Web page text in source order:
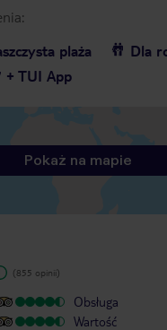
plaża Dla
TUI App
Pokaż na mapie
(855 opinii)
Obsługa
Wartość